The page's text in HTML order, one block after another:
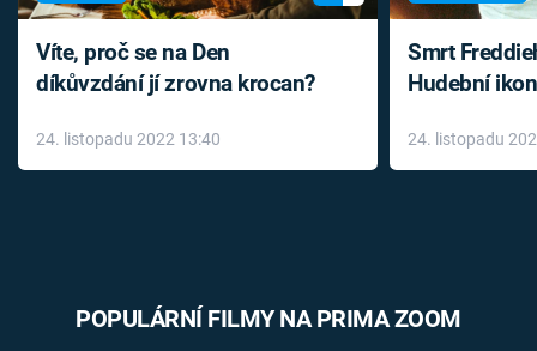
Víte, proč se na Den
díkůvzdání jí zrovna krocan?
24. listopadu 2022 13:40
Smrt
Hudební
léky
24. listopadu
POPULÁRNÍ FILMY NA PRIMA ZOOM